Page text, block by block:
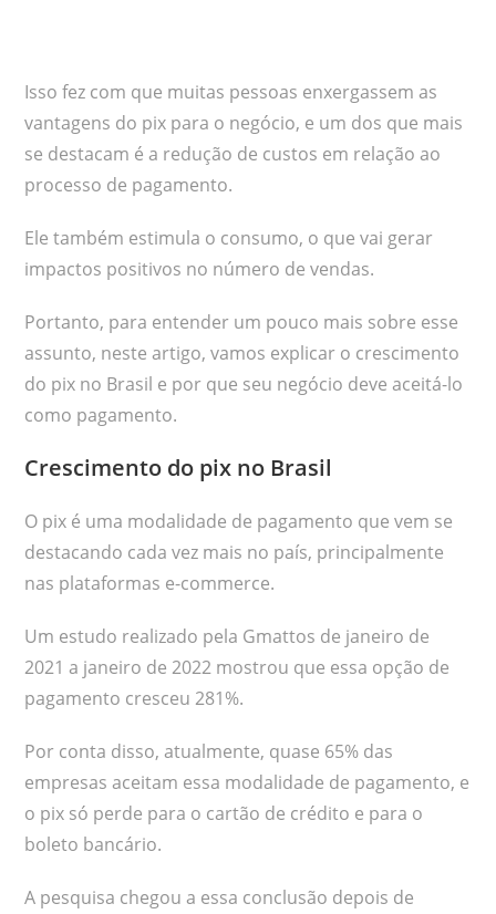
Isso fez com que muitas pessoas enxergassem as
vantagens do pix para o negócio, e um dos que mais
se destacam é a redução de custos em relação ao
processo de pagamento.
Ele também estimula o consumo, o que vai gerar
impactos positivos no número de vendas.
Portanto, para entender um pouco mais sobre esse
assunto, neste artigo, vamos explicar o crescimento
do pix no Brasil e por que seu negócio deve aceitá-lo
como pagamento.
Crescimento do pix no Brasil
O pix é uma modalidade de pagamento que vem se
destacando cada vez mais no país, principalmente
nas plataformas e-commerce.
Um estudo realizado pela Gmattos de janeiro de
2021 a janeiro de 2022 mostrou que essa opção de
pagamento cresceu 281%.
Por conta disso, atualmente, quase 65% das
empresas aceitam essa modalidade de pagamento, e
o pix só perde para o cartão de crédito e para o
boleto bancário.
A pesquisa chegou a essa conclusão depois de